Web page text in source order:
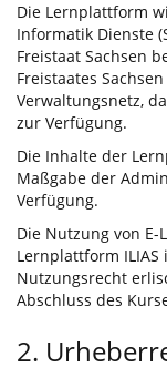
Die Lernplattform
Informatik Dienste
Freistaat Sachsen
Freistaates
Verwaltungsnetz,
zur Verfügung.
Die Inhalte der
Maßgabe der
Verfügung.
Die Nutzung von
Lernplattform
Nutzungsrecht
Abschluss des
2.